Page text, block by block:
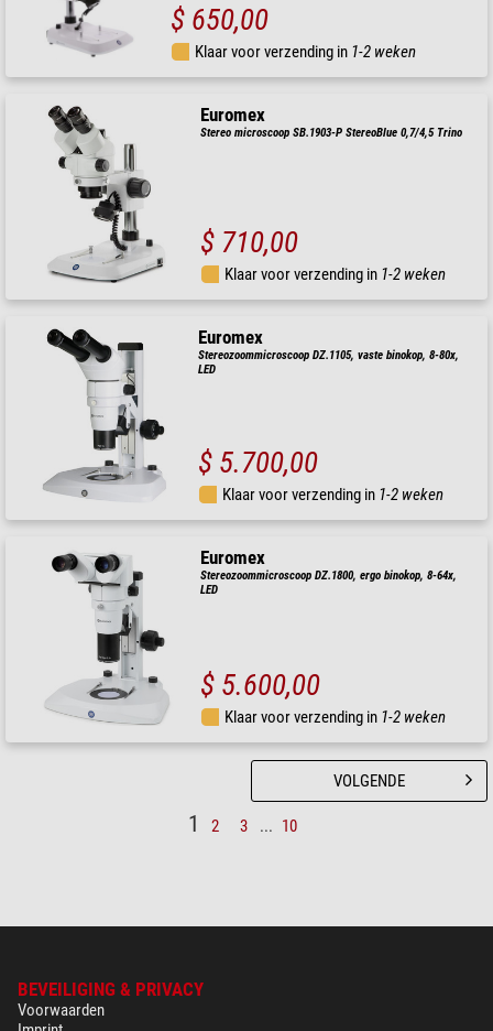
$ 650,00
Klaar voor verzending in 1-2 weken
Euromex
Stereo microscoop SB.1903-P StereoBlue 0,7/4,5 Trino
$ 710,00
Klaar voor verzending in 1-2 weken
Euromex
Stereozoommicroscoop DZ.1105, vaste binokop, 8-80x,
LED
$ 5.700,00
Klaar voor verzending in 1-2 weken
Euromex
Stereozoommicroscoop DZ.1800, ergo binokop, 8-64x,
LED
$ 5.600,00
Klaar voor verzending in 1-2 weken
1 2 3 ... 10
VOLGENDE
BEVEILIGING & PRIVACY
Voorwaarden